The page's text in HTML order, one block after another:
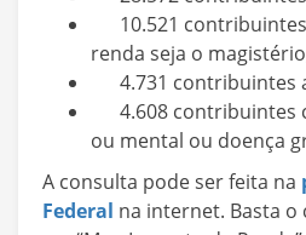
10.521
renda seja o
4.731 contribuintes
4.608 contribuintes
ou mental ou doença
A consulta pode ser feita na
Federal na internet. Basta